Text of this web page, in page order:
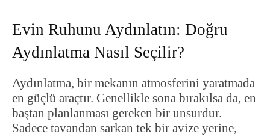
Evin Ruhunu Aydınlatın: Doğru
Aydınlatma Nasıl Seçilir?
Aydınlatma, bir mekanın atmosferini yaratmada
en güçlü araçtır. Genellikle sona bırakılsa da, en
baştan planlanması gereken bir unsurdur.
Sadece tavandan sarkan tek bir avize yerine,